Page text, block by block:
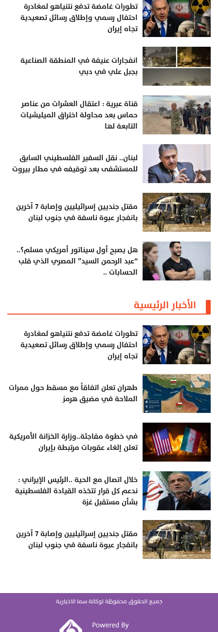
تطورات غامضة تدفع نتنياهو لمغادرة
احتفال رسمي وإطلاق رسائل تصعيدية
تجاه إيران
انفجارات عنيفة في المنطقة الصناعية
بجبل علي في دبي
قناة عبرية : اعتقال العشرات من عناصر
حماس بعد محاولة اختراق الميليشيات
التابعة لها
لبنان.. نقل السفير الفلسطيني السابق
للمستشفى بعد توقيفه في مطار بيروت
مقتل جنديين إسرائيليين وإصابة 7 آخرين
بانفجار عبوة ناسفة في جنوب لبنان
هل يصبح أول سيناتور أمريكي مسلم؟..
“عبد الرحمن السيد” المصري الذي قلب
الحسابات ..
الأخبار الرئيسية
تطورات غامضة تدفع نتنياهو لمغادرة
احتفال رسمي وإطلاق رسائل تصعيدية
تجاه إيران
طهران تعلن اتفاقاً مع مسقط حول ممرات
الملاحة في مضيق هرمز
في خطوة مفاجئة..وزارة الخزانة الأمريكية
تعلن إلغاء عقوبات مرتبطة بإيران
خلال اتصال مع الحية ..الرئيس الإيراني :
ندعم كل قرار تتخذه القيادة الفلسطينية
بشأن مستقبل غزة
مقتل جنديين إسرائيليين وإصابة 7 آخرين
بانفجار عبوة ناسفة في جنوب لبنان
جميع الحقوق محفوظة لوكالة سما الاخبارية